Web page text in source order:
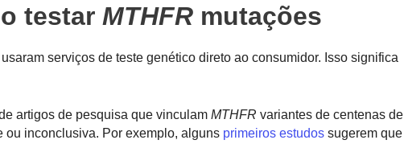
testar MTHFR mutações
serviços de teste genético direto ao consumidor. Isso significa
artigos de pesquisa que vinculam MTHFR variantes de centenas de
inconclusiva. Por exemplo, alguns primeiros estudos sugerem que